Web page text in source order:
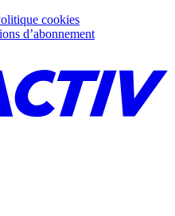
cookies
d’abonnement